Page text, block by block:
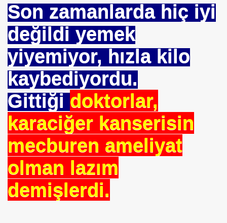
Son zamanlarda hiç iyi
değildi yemek
yiyemiyor, hızla kilo
kaybediyordu.
Gittiği doktorlar,
karaciğer kanserisin
mecburen ameliyat
olman lazım
demişlerdi.
VAKFI
?
ARINÇ
İle